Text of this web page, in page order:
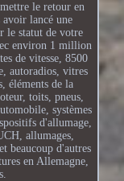
le retour en
avoir lancé une
le statut de votre
environ 1 million
de vitesse, 8500
autoradios, vitres
éléments de la
toits, pneus,
systèmes
d'allumage,
allumages,
beaucoup d'autres
en Allemagne,